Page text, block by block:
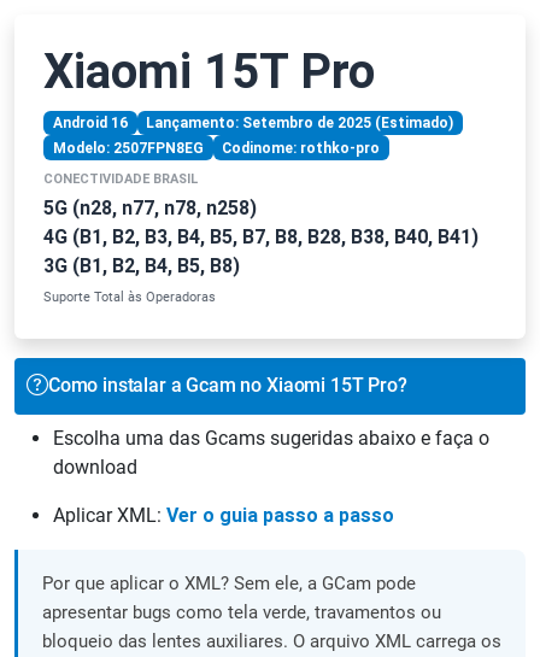
Xiaomi 15T Pro
Android 16
Lançamento: Setembro de 2025 (Estimado)
Modelo: 2507FPN8EG
Codinome: rothko-pro
CONECTIVIDADE BRASIL
5G (n28, n77, n78, n258)
4G (B1, B2, B3, B4, B5, B7, B8, B28, B38, B40, B41)
3G (B1, B2, B4, B5, B8)
Suporte Total às Operadoras
Como instalar a Gcam no Xiaomi 15T Pro?
Escolha uma das Gcams sugeridas abaixo e faça o
download
Aplicar XML: Ver o guia passo a passo
Por que aplicar o XML? Sem ele, a GCam pode
apresentar bugs como tela verde, travamentos ou
bloqueio das lentes auxiliares. O arquivo XML carrega os